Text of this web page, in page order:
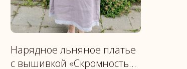
Нарядное льняное платье
с вышивкой «Скромность